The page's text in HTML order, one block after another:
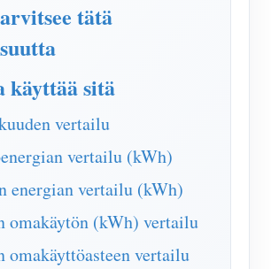
ennuste- ja simulointijärjestelmä
energianäyttö
seuranta
pika-aloitus
tätä
käyttää sitä
vertailu
vertailu (kWh)
energian vertailu (kWh)
omakäytön (kWh) vertailu
omakäyttöasteen vertailu